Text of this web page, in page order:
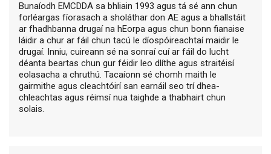
Bunaíodh EMCDDA sa bhliain 1993 agus tá sé ann chun
forléargas fíorasach a sholáthar don AE agus a bhallstáit
ar fhadhbanna drugaí na hEorpa agus chun bonn fianaise
láidir a chur ar fáil chun tacú le díospóireachtaí maidir le
drugaí. Inniu, cuireann sé na sonraí cuí ar fáil do lucht
déanta beartas chun gur féidir leo dlíthe agus straitéisí
eolasacha a chruthú. Tacaíonn sé chomh maith le
gairmithe agus cleachtóirí san earnáil seo trí dhea-
chleachtas agus réimsí nua taighde a thabhairt chun
solais.